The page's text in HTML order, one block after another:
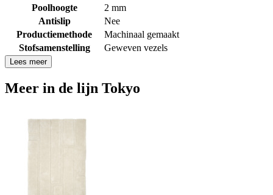
Poolhoogte
2 mm
Antislip
Nee
Productiemethode
Machinaal gemaakt
Stofsamenstelling
Geweven vezels
Lees meer
Meer in de lijn Tokyo